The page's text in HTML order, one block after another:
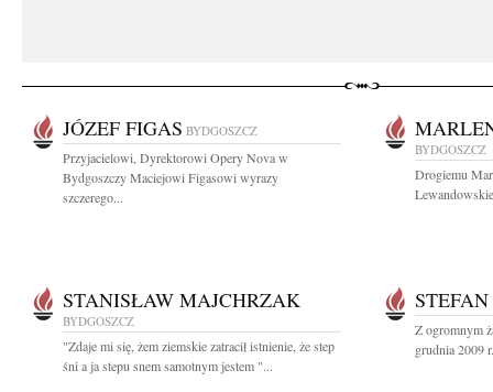
JÓZEF FIGAS BYDGOSZCZ
Przyjacielowi, Dyrektorowi Opery Nova w
Bydgoszczy Maciejowi Figasowi wyrazy
szczerego...
BYDGOSZCZ
Drogiemu
STANISŁAW MAJCHRZAK
BYDGOSZCZ
"Zdaje mi się, żem ziemskie zatracił istnienie, że step
śni a ja stepu snem samotnym jestem "...
Z ogromnym
grudnia 2009